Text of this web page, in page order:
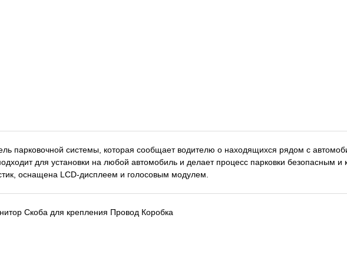
парковочной системы, которая сообщает водителю о находящихся рядом с
для установки на любой автомобиль и делает процесс парковки безопасным и
оснащена LCD-дисплеем и голосовым модулем.
Скоба для крепления Провод Коробка